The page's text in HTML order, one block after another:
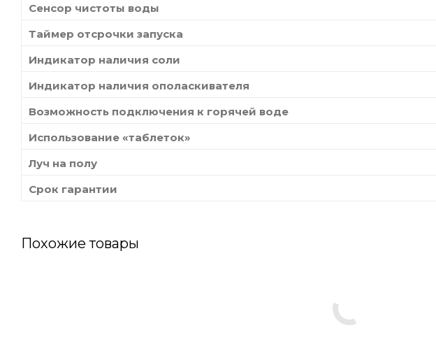
Сенсор чистоты воды
Таймер отсрочки запуска
Индикатор наличия соли
Индикатор наличия ополаскивателя
Возможность подключения к горячей воде
Использование «таблеток»
Луч на полу
Срок гарантии
Похожие товары